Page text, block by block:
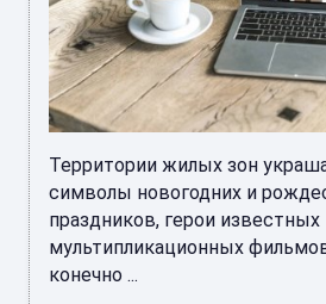
Территории жилых зон
символы новогодних и
праздников, герои известных
мультипликационных
конечно ...